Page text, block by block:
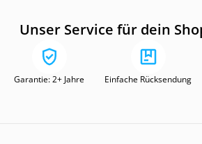
Unser Service für dein
Garantie: 2+ Jahre Einfache Rücksendung